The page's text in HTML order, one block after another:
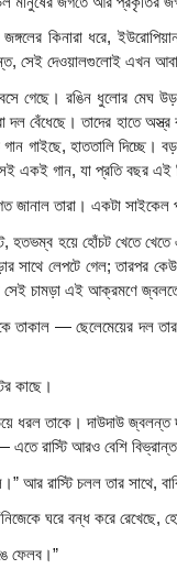
জঙ্গলের কিনারা ধরে,
সেই দেওয়ালগুলোই এখন
বসে গেছে। রঙিন ধুলোর
দল বেঁধেছে। তাদের হাতে
গাইছে, হাততালি দিচ্ছে।
গান, যা প্রতি বছর এই
জানাল তারা। একটা
হতভম্ব হয়ে হোঁচট খেতে
সাথে লেপটে গেল; তারপর
চামড়া এই আক্রমণে
তাকাল — ছেলেমেয়ের দল
কাছে।
ধরল তাকে। দাউদাউ
রাস্টি আরও বেশি
রাস্টি চলল তার সাথে,
ঘরে বন্ধ করে রেখেছে,
ফেলব।”